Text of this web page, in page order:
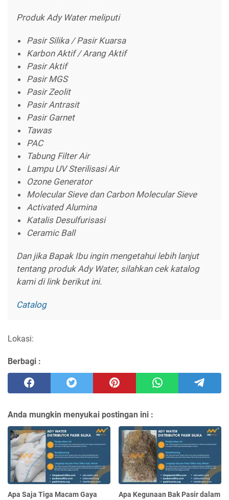
Produk Ady Water meliputi
Pasir Silika / Pasir Kuarsa
Karbon Aktif / Arang Aktif
Pasir Aktif
Pasir MGS
Pasir Zeolit
Pasir Antrasit
Pasir Garnet
Tawas
PAC
Tabung Filter Air
Lampu UV Sterilisasi Air
Ozone Generator
Molecular Sieve dan Carbon Molecular Sieve
Activated Alumina
Katalis Desulfurisasi
Ceramic Ball
Dan jika Bapak Ibu ingin mengetahui lebih lanjut
tentang produk Ady Water, silahkan cek katalog
kami di link berikut ini.
Catalog
Lokasi:
Berbagi :
Anda mungkin menyukai postingan ini :
Apa Saja Tiga Macam Gaya
Apa Kegunaan Bak Pasir dalam